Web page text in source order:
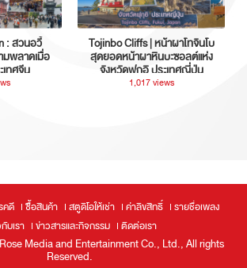
: สวนอวี้
มพลาดเมื่อ
เทศจีน
Tojinbo Cliffs | หน้าผาโทจินโบ
สุดยอดหน้าผาหินบะซอลต์แห่ง
จังหวัดฟุกุอิ ประเทศญี่ปุ่น
1,017 views
คดี ซื้อสินค้า สตูดิโอให้เช่า ค่าลิขสิทธิ์
รายชื่อเพลง
บเรา
ข่าวสารและกิจกรรม ติดต่อเรา
Media and Entertainment Co., Ltd., All rights
Reserved.